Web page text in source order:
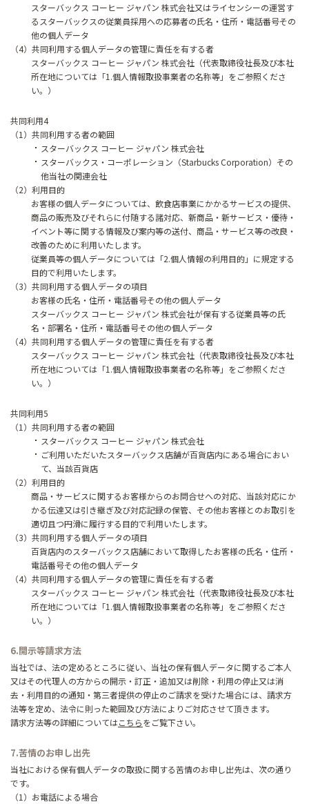
スターバックス コーヒー ジャパン 株式会社又はライセンシーの運営す
るスターバックスの従業員採用への応募者の氏名・住所・電話番号その
他の個人データ
（4）共同利用する個人データの管理に責任を有する者
スターバックス コーヒー ジャパン 株式会社（代表取締役社長及び本社
所在地については「1.個人情報取扱事業者の名称等」をご参照くださ
い。）
共同利用4
（1）共同利用する者の範囲
スターバックス コーヒー ジャパン 株式会社
スターバックス・コーポレーション（Starbucks Corporation）その
他当社の関連会社
（2）利用目的
お客様の個人データについては、飲食店事業にかかるサービスの提供、
商品の販売及びそれらに付随する諸対応、新商品・新サービス・優待・
イベント等に関する情報及び案内等の送付、商品・サービス等の改良・
改善のために利用いたします。
従業員等の個人データについては「2.個人情報の利用目的」に規定する
目的で利用いたします。
（3）共同利用する個人データの項目
お客様の氏名・住所・電話番号その他の個人データ
スターバックス コーヒー ジャパン 株式会社が保有する従業員等の氏
名・部署名・住所・電話番号その他の個人データ
（4）共同利用する個人データの管理に責任を有する者
スターバックス コーヒー ジャパン 株式会社（代表取締役社長及び本社
所在地については「1.個人情報取扱事業者の名称等」をご参照くださ
い。）
共同利用5
（1）共同利用する者の範囲
スターバックス コーヒー ジャパン 株式会社
ご利用いただいたスターバックス店舗が百貨店内にある場合におい
て、当該百貨店
（2）利用目的
商品・サービスに関するお客様からのお問合せへの対応、当該対応にか
かる伝達又は引き継ぎ及び対応記録の保管、その他お客様とのお取引を
適切且つ円滑に履行する目的で利用いたします。
（3）共同利用する個人データの項目
百貨店内のスターバックス店舗において取得したお客様の氏名・住所・
電話番号その他の個人データ
（4）共同利用する個人データの管理に責任を有する者
スターバックス コーヒー ジャパン 株式会社（代表取締役社長及び本社
所在地については「1.個人情報取扱事業者の名称等」をご参照くださ
い。）
6.開示等請求方法
当社では、法の定めるところに従い、当社の保有個人データに関するご本人
又はその代理人の方からの開示・訂正・追加又は削除・利用の停止又は消
去・利用目的の通知・第三者提供の停止のご請求を受けた場合には、請求方
法等を定め、法令に則った範囲及び方法によりご対応させて頂きます。
請求方法等の詳細についてはこちらをご覧下さい。
7.苦情のお申し出先
当社における保有個人データの取扱に関する苦情のお申し出先は、次の通り
です。
（1）お電話による場合